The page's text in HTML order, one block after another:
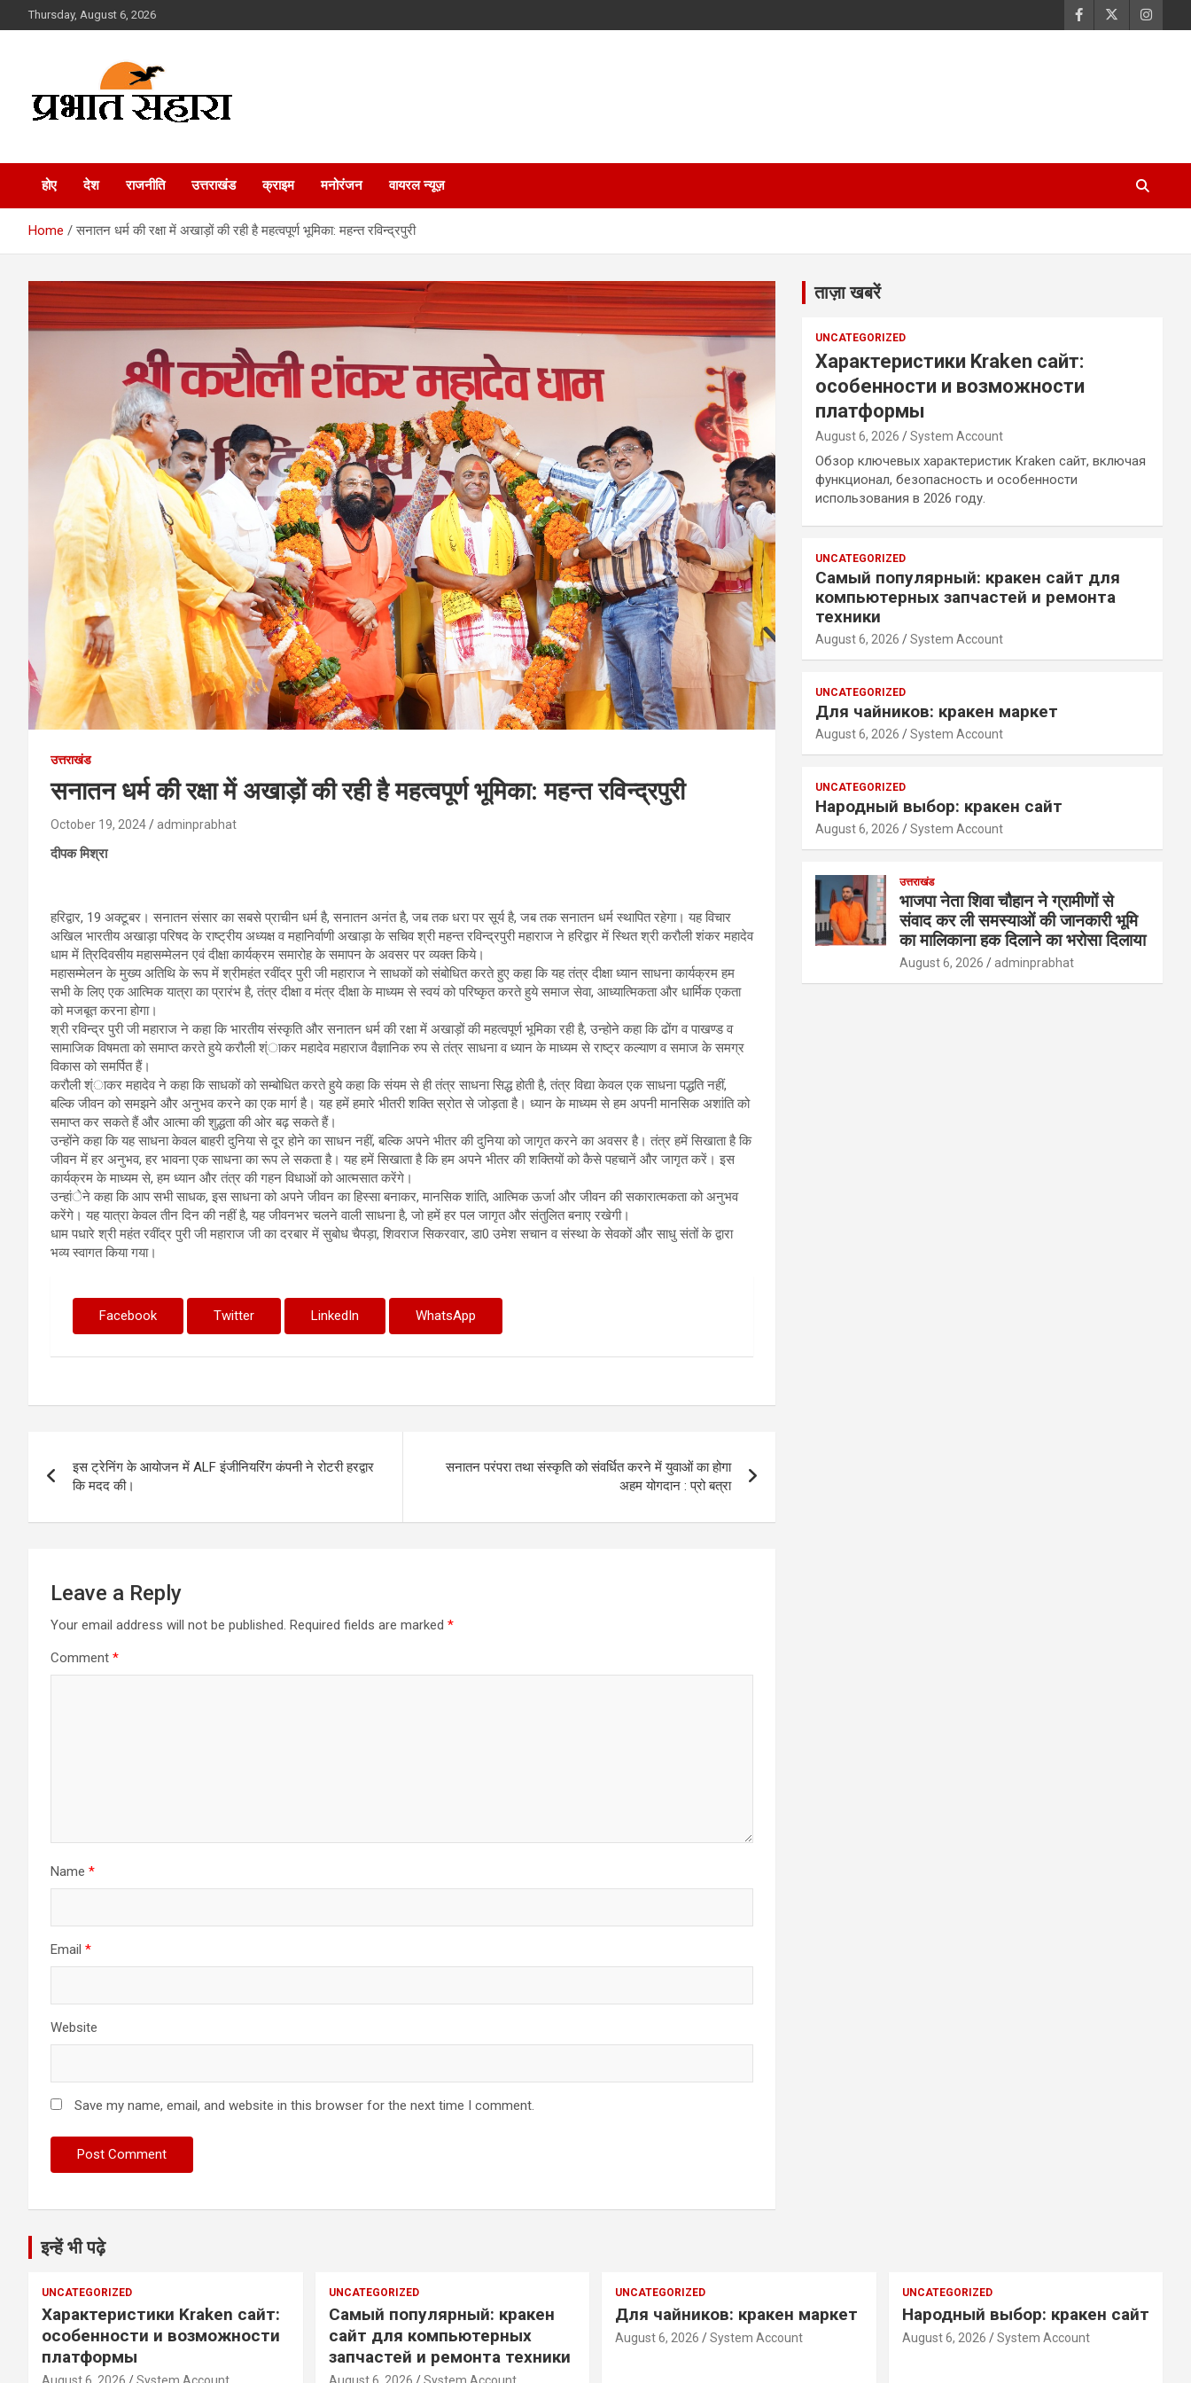
to
Thursday, August 6, 2026
Prabhat Sahara
होए देश राजनीति उत्तराखंड क्राइम मनोरंजन वायरल न्यूज़
Home सनातन धर्म की रक्षा में अखाड़ों की रही है महत्वपूर्ण भूमिका: महन्त रविन्द्रपुरी
उत्तराखंड
सनातन धर्म की रक्षा में अखाड़ों की रही है महत्वपूर्ण भूमिका: महन्त रविन्द्रपुरी
October 19, 2024 adminprabhat
दीपक मिश्रा
हरिद्वार, 19 अक्टूबर। सनातन संसार का सबसे प्राचीन धर्म है, सनातन अनंत है, जब तक धरा पर सूर्य है, जब तक सनातन धर्म स्थापित रहेगा। यह विचार
अखिल भारतीय अखाड़ा परिषद के राष्ट्रीय अध्यक्ष व महानिर्वाणी अखाड़ा के सचिव श्री महन्त रविन्द्रपुरी महाराज ने हरिद्वार में स्थित श्री करौली शंकर महादेव
धाम में त्रिदिवसीय महासम्मेलन एवं दीक्षा कार्यक्रम समारोह के समापन के अवसर पर व्यक्त किये।
महासम्मेलन के मुख्य अतिथि के रूप में श्रीमहंत रवींद्र पुरी जी महाराज ने साधकों को संबोधित करते हुए कहा कि यह तंत्र दीक्षा ध्यान साधना कार्यक्रम हम
सभी के लिए एक आत्मिक यात्रा का प्रारंभ है, तंत्र दीक्षा व मंत्र दीक्षा के माध्यम से स्वयं को परिष्कृत करते हुये समाज सेवा, आध्यात्मिकता और धार्मिक एकता
को मजबूत करना होगा।
श्री रविन्द्र पुरी जी महाराज ने कहा कि भारतीय संस्कृति और सनातन धर्म की रक्षा में अखाड़ों की महत्वपूर्ण भूमिका रही है, उन्होने कहा कि ढोंग व पाखण्ड व
सामाजिक विषमता को समाप्त करते हुये करौली श्ंाकर महादेव महाराज वैज्ञानिक रुप से तंत्र साधना व ध्यान के माध्यम से राष्ट्र कल्याण व समाज के समग्र
विकास को समर्पित हैं।
करौली श्ंाकर महादेव ने कहा कि साधकों को सम्बोधित करते हुये कहा कि संयम से ही तंत्र साधना सिद्ध होती है, तंत्र विद्या केवल एक साधना पद्धति नहीं,
बल्कि जीवन को समझने और अनुभव करने का एक मार्ग है। यह हमें हमारे भीतरी शक्ति स्रोत से जोड़ता है। ध्यान के माध्यम से हम अपनी मानसिक अशांति को
समाप्त कर सकते हैं और आत्मा की शुद्धता की ओर बढ़ सकते हैं।
उन्होंने कहा कि यह साधना केवल बाहरी दुनिया से दूर होने का साधन नहीं, बल्कि अपने भीतर की दुनिया को जागृत करने का अवसर है। तंत्र हमें सिखाता है कि
जीवन में हर अनुभव, हर भावना एक साधना का रूप ले सकता है। यह हमें सिखाता है कि हम अपने भीतर की शक्तियों को कैसे पहचानें और जागृत करें। इस
कार्यक्रम के माध्यम से, हम ध्यान और तंत्र की गहन विधाओं को आत्मसात करेंगे।
उन्हांेने कहा कि आप सभी साधक, इस साधना को अपने जीवन का हिस्सा बनाकर, मानसिक शांति, आत्मिक ऊर्जा और जीवन की सकारात्मकता को अनुभव
करेंगे। यह यात्रा केवल तीन दिन की नहीं है, यह जीवनभर चलने वाली साधना है, जो हमें हर पल जागृत और संतुलित बनाए रखेगी।
धाम पधारे श्री महंत रवींद्र पुरी जी महाराज जी का दरबार में सुबोध चैपड़ा, शिवराज सिकरवार, डा0 उमेश सचान व संस्था के सेवकों और साधु संतों के द्वारा
भव्य स्वागत किया गया।
Facebook Twitter LinkedIn WhatsApp
navigation
इस ट्रेनिंग के आयोजन में ALF इंजीनियरिंग कंपनी ने रोटरी हरद्वार
कि मदद की।
सनातन परंपरा तथा संस्कृति को संवर्धित करने में युवाओं का होगा
अहम योगदान : प्रो बत्रा
Leave a Reply
Your email address will not be published. Required fields are marked *
Comment *
Name *
Email *
Website
Save my name, email, and website in this browser for the next time I comment.
ताज़ा खबरें
UNCATEGORIZED
Характеристики Kraken сайт:
особенности и возможности
платформы
August 6, 2026 System Account
Обзор ключевых характеристик Kraken сайт, включая
функционал, безопасность и особенности
использования в 2026 году.
UNCATEGORIZED
Самый популярный: кракен сайт для
компьютерных запчастей и ремонта
техники
August 6, 2026 System Account
UNCATEGORIZED
Для чайников: кракен маркет
August 6, 2026 System Account
UNCATEGORIZED
Народный выбор: кракен сайт
August 6, 2026 System Account
उत्तराखंड
भाजपा नेता शिवा चौहान ने ग्रामीणों से
संवाद कर ली समस्याओं की जानकारी भूमि
का मालिकाना हक दिलाने का भरोसा दिलाया
August 6, 2026 adminprabhat
इन्हें भी पढ़े
UNCATEGORIZED
Характеристики Kraken сайт:
особенности и возможности
платформы
UNCATEGORIZED
Самый популярный: кракен
сайт для компьютерных
запчастей и ремонта техники
UNCATEGORIZED
Для чайников: кракен маркет
August 6, 2026 System Account
UNCATEGORIZED
Народный выбор: кракен сайт
August 6, 2026 System Account